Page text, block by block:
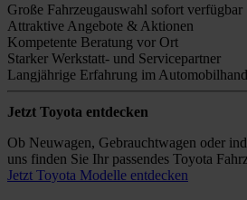
Große Fahrzeugauswahl sofort verfügbar
Attraktive Angebote & Aktionen
Kompetente Beratung vor Ort
Starker Werkstatt- und Servicepartner
Langjährige Erfahrung im
Jetzt Toyota entdecken
Ob Neuwagen, Gebrauchtwagen oder
uns finden Sie Ihr passendes Toyota
Jetzt Toyota Modelle entdecken